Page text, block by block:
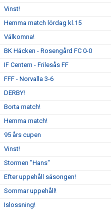
Vinst!
Hemma match lördag kl.15
Välkomna!
BK Häcken - Rosengård FC 0-0
IF Centern - Frilesås FF
FFF - Norvalla 3-6
DERBY!
Borta match!
Hemma match!
95 års cupen
Vinst!
Stormen "Hans"
Efter uppehåll säsongen!
Sommar uppehåll!
Islossning!